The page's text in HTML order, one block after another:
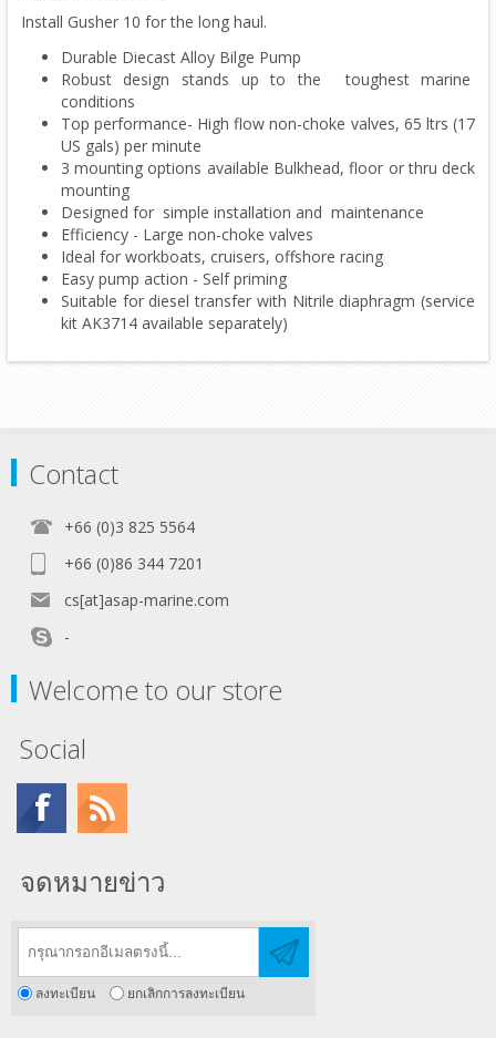
Install Gusher 10 for the long haul.
Durable Diecast Alloy Bilge Pump
Robust design stands up to the toughest marine
conditions
Top performance- High flow non-choke valves, 65 ltrs (17
US gals) per minute
3 mounting options available Bulkhead, floor or thru deck
mounting
Designed for simple installation and maintenance
Efficiency - Large non-choke valves
Ideal for workboats, cruisers, offshore racing
Easy pump action - Self priming
Suitable for diesel transfer with Nitrile diaphragm (service
kit AK3714 available separately)
Contact
+66 (0)3 825 5564
+66 (0)86 344 7201
cs[at]asap-marine.com
-
Welcome to our store
Social
จดหมายข่าว
ลงทะเบียน ยกเลิกการลงทะเบียน